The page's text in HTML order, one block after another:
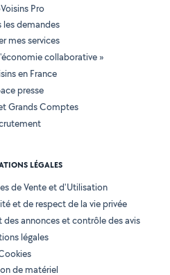
Pro
les demandes
mes services
collaborative »
en France
presse
Grands Comptes
LÉGALES
de Vente et d'Utilisation
et de respect de la vie privée
annonces et contrôle des avis
légales
de matériel